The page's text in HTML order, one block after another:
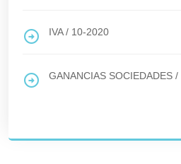
IVA/ 10-2020
GANANCIAS SOCIEDADES /